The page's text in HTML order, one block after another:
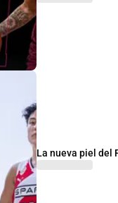
La nueva piel del